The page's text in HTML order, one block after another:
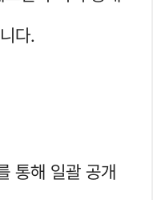
다.
통해 일괄 공개